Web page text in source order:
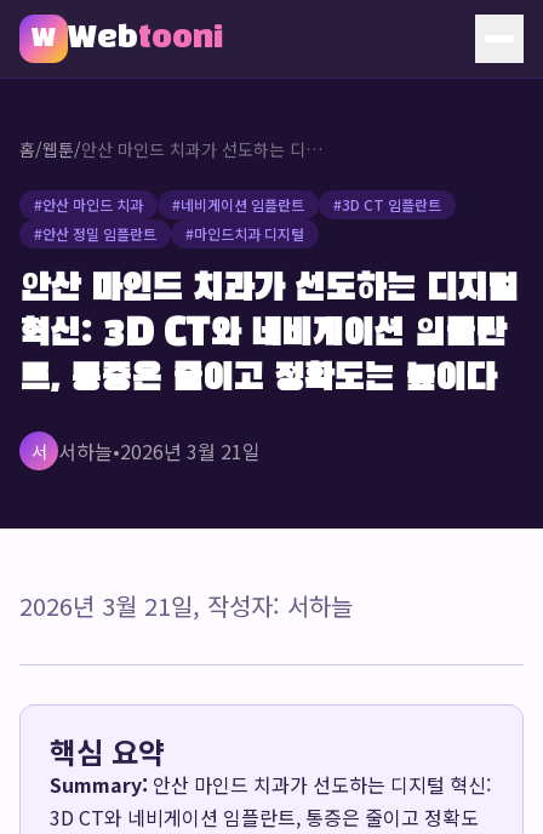
W Webtooni
소개
문의
🔥 인기 웹툰
홈/웹툰/ 안산 마인드 치과가 선도하는 디지털 혁신: 3D CT와 네비게이션 임플란트, 통증은 줄이고 정확도는 높이다
#안산 마인드 치과 #네비게이션 임플란트 #3D CT 임플란트
#안산 정밀 임플란트 #마인드치과 디지털
안산 마인드 치과가 선도하는 디지털
혁신: 3D CT와 네비게이션 임플란
트, 통증은 줄이고 정확도는 높이다
서 서하늘•2026년 3월 21일
2026년 3월 21일, 작성자: 서하늘
핵심 요약
Summary: 안산 마인드 치과가 선도하는 디지털 혁신:
3D CT와 네비게이션 임플란트, 통증은 줄이고 정확도